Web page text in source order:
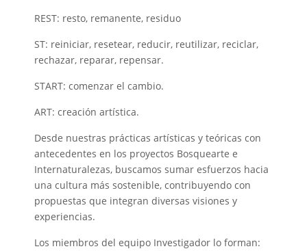
REST: resto, remanente, residuo
ST: reiniciar, resetear, reducir, reutilizar, reciclar,
rechazar, reparar, repensar.
START: comenzar el cambio.
ART: creación artística.
Desde nuestras prácticas artísticas y teóricas con
antecedentes en los proyectos Bosquearte e
Internaturalezas, buscamos sumar esfuerzos hacia
una cultura más sostenible, contribuyendo con
propuestas que integran diversas visiones y
experiencias.
Los miembros del equipo Investigador lo forman: